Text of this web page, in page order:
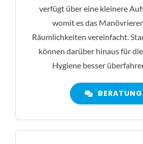
verfügt über eine kleinere
womit es das
Räumlichkeiten vereinfacht.
können darüber hinaus für
Hygiene besser
BERATUNG